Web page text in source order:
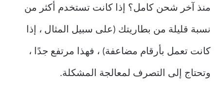
منذ آخر شحن كامل؟ إذا كانت تستخدم أكثر من
نسبة قليلة من بطاريتك (على سبيل المثال ، إذا
كانت تعمل بأرقام مضاعفة) ، فهذا مرتفع جدًا ،
وتحتاج إلى التصرف لمعالجة المشكلة.